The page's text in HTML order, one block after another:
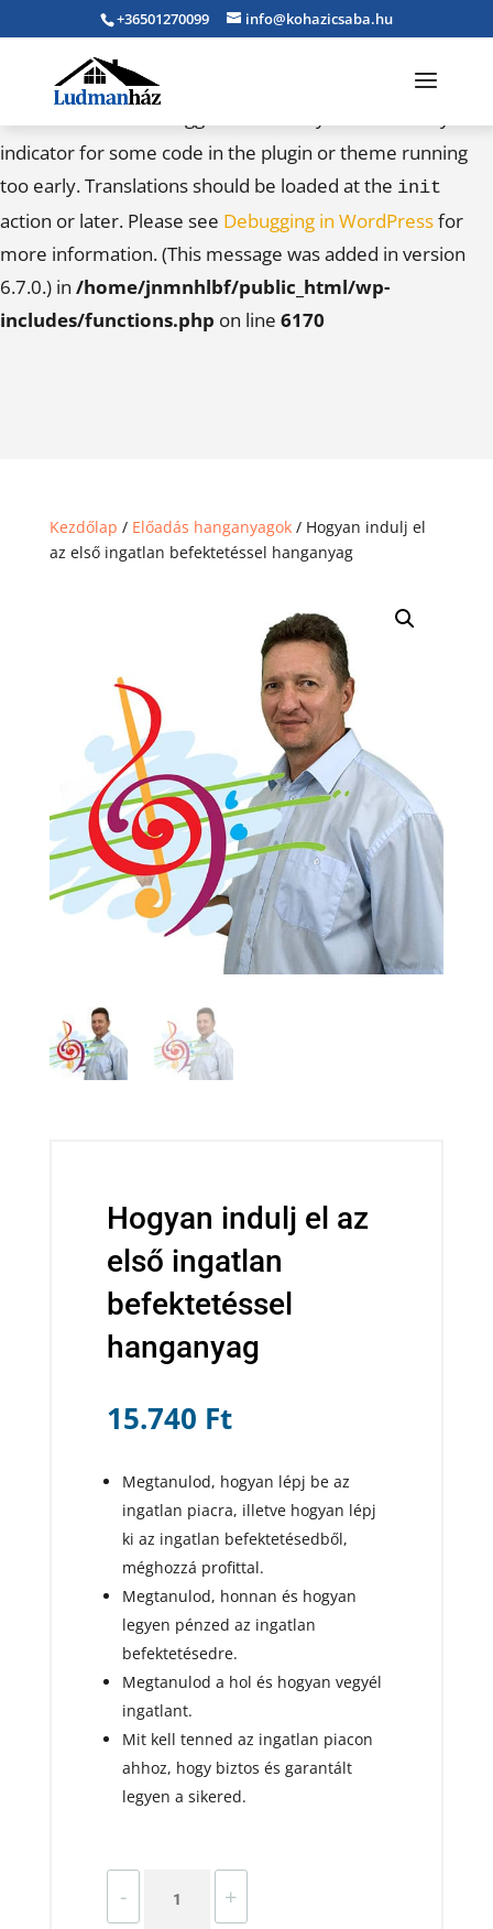
incorrectly. Translation loading for the
caldera-
indicator for some code in the plugin or theme running
too early. Translations should be loaded at the init
action or later. Please see Debugging in WordPressfor
more information. (This message was added in version
6.7.0.) in /home/jnmnhlbf/public_html/wp-
includes/functions.php on line 6170
+36501270099 info@kohazicsaba.hu
Kezdőlap / Előadás hanganyagok/ Hogyan indulj el
az első ingatlan befektetéssel hanganyag
Hogyan indulj el az
első ingatlan
befektetéssel
hanganyag
15.740 Ft
Megtanulod, hogyan lépj be az
ingatlan piacra, illetve hogyan lépj
ki az ingatlan befektetésedből,
méghozzá profittal.
Megtanulod, honnan és hogyan
legyen pénzed az ingatlan
befektetésedre.
Megtanulod a hol és hogyan vegyél
ingatlant.
Mit kell tenned az ingatlan piacon
ahhoz, hogy biztos és garantált
legyen a sikered.
- +